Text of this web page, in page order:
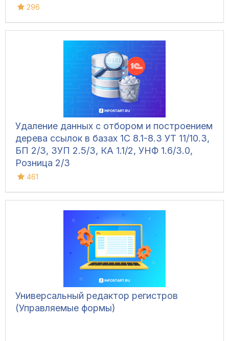
296
Удаление данных с отбором и построением
дерева ссылок в базах 1С 8.1-8.3 УТ 11/10.3,
БП 2/3, ЗУП 2.5/3, КА 1.1/2, УНФ 1.6/3.0,
Розница 2/3
461
Универсальный редактор регистров
(Управляемые формы)